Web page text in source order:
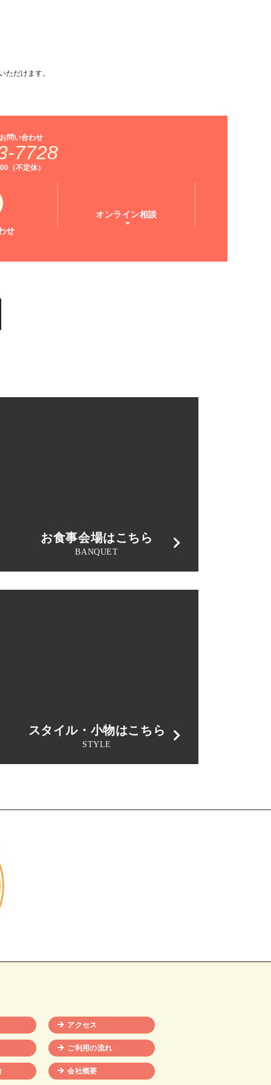
ただけます。
問い合わせ
7728
（不定休）
せ
オンライン相談
お食事会場はこちら
BANQUET
スタイル・小物はこちら
STYLE
アクセス
ご利用の流れ
会社概要